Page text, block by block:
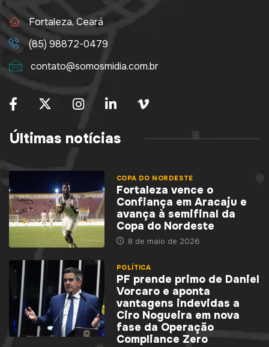
Fortaleza, Ceará
(85) 98872-0479
contato@somosmidia.com.br
Últimas notícias
COPA DO NORDESTE
Fortaleza vence o
Confiança em Aracaju e
avança à semifinal da
Copa do Nordeste
8 de maio de 2026
POLÍTICA
PF prende primo de Daniel
Vorcaro e aponta
vantagens indevidas a
Ciro Nogueira em nova
fase da Operação
Compliance Zero